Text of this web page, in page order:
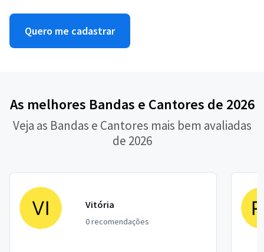
Quero me cadastrar
As melhores Bandas e Cantores de 2026
Veja as Bandas e Cantores mais bem avaliadas
de 2026
Vitória
0 recomendações